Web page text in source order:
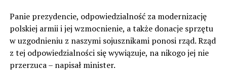
Panie prezydencie, odpowiedzialność za modernizację
polskiej armii i jej wzmocnienie, a także donacje sprzętu
w uzgodnieniu z naszymi sojusznikami ponosi rząd. Rząd
z tej odpowiedzialności się wywiązuje, na nikogo jej nie
przerzuca – napisał minister.